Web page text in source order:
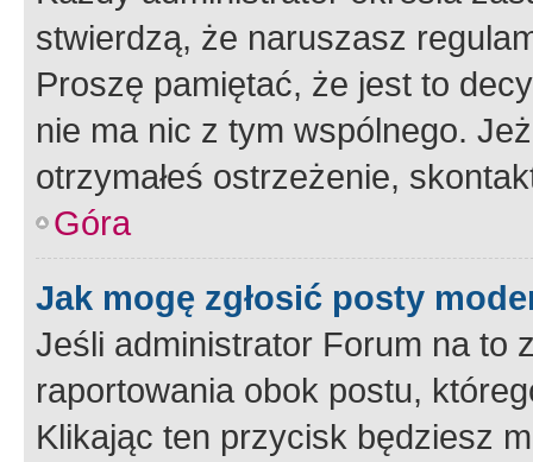
stwierdzą, że naruszasz
Proszę pamiętać, że jest to
nie ma nic z tym wspólnego.
otrzymałeś ostrzeżenie,
Góra
Jak mogę zgłosić posty
Jeśli administrator Forum na to
raportowania obok postu,
Klikając ten przycisk będziesz